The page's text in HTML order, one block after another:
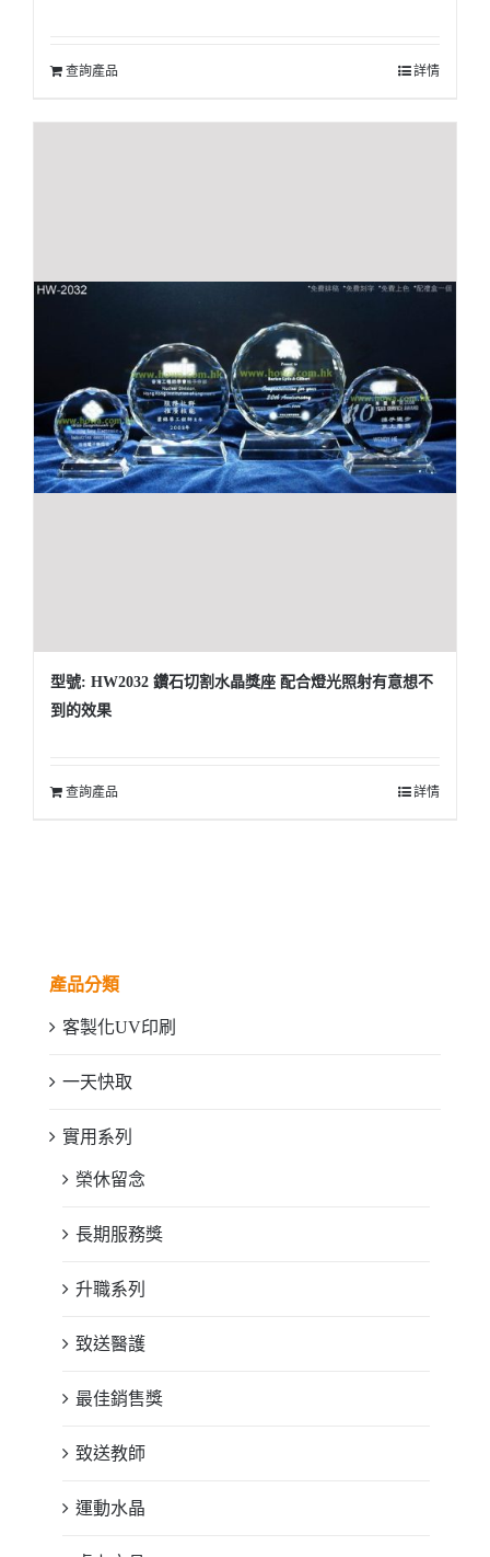
查詢產品 詳情
型號: HW2032 鑽石切割水晶獎座 配合燈光照射有意想不
到的效果
查詢產品 詳情
產品分類
客製化UV印刷
一天快取
實用系列
榮休留念
長期服務獎
升職系列
致送醫護
最佳銷售獎
致送教師
運動水晶